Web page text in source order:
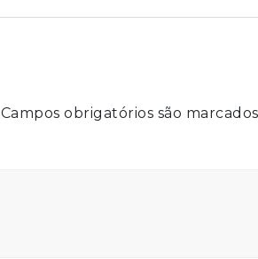
Campos obrigatórios são